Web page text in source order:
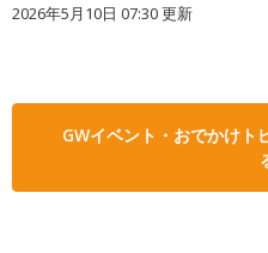
2026年5月10日 07:30 更新
GWイベント・おでかけト